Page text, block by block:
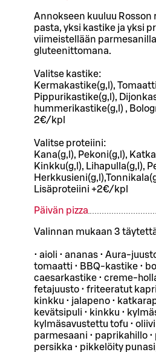
Annokseen kuuluu Rosson
pasta, yksi kastike ja yksi
viimeistellään
gluteenittomana.
Valitse kastike:
Kermakastike(g,l),
Pippurikastike(g,l),
hummerikastike(g,l) ,
2€/kpl
Valitse proteiini:
Kana(g,l), Pekoni(g,l),
Kinkku(g,l), Lihapulla(g,l),
Lisäproteiini +2€/kpl
Päivän pizza
Valinnan mukaan 3
• aioli • ananas • Aura-
tomaatti • BBQ-kastike •
caesarkastike • creme-
fetajuusto • friteeratut
kinkku • jalapeno •
kevätsipuli • kinkku •
kylmäsavustettu tofu • oliivi
parmesaani • paprikahillo •
persikka • pikkelöity